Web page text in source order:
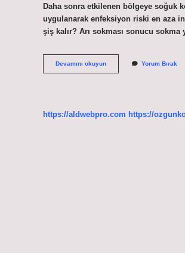
Daha sonra etkilenen bölgeye soğuk
uygulanarak enfeksiyon riski en aza
şiş kalır? Arı sokması sonucu
Devamını okuyunArı
Sokması
Yorum Bırak
https://aldwebpro.com https://